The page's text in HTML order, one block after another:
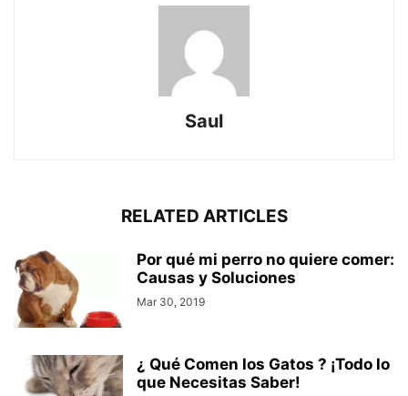
Saul
RELATED ARTICLES
Por qué mi perro no quiere comer:
Causas y Soluciones
Mar 30, 2019
¿ Qué Comen los Gatos ? ¡Todo lo
que Necesitas Saber!